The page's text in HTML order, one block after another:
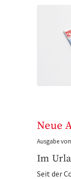
Neue
Ausgabe
Im
Seit der